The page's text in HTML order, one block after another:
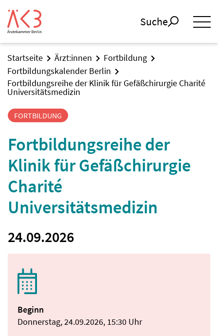
Suche
Startseite Ärzt:innen
Fortbildung
Fortbildungskalender Berlin
Fortbildungsreihe der Klinik für Gefäßchirurgie Charité
Universitätsmedizin
FORTBILDUNG
Fortbildungsreihe der
Klinik für Gefäßchirurgie
Charité
Universitätsmedizin
24.09.2026
Beginn
Donnerstag, 24.09.2026, 15:30 Uhr